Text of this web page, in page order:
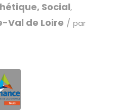
Social,
Val de Loire / par